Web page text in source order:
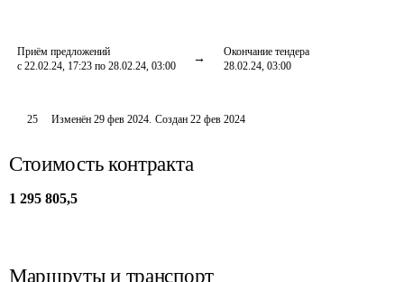
Приём предложений
с 22.02.24, 17:23 по 28.02.24, 03:00
Окончание тендера
28.02.24, 03:00
25 Изменён29 фев 2024. Создан 22 фев 2024
Стоимость контракта
1 295 805,5
Маршруты и транспорт